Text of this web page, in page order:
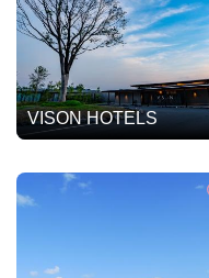
VISON HOTELS